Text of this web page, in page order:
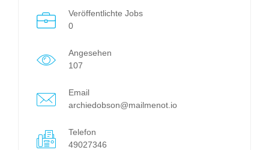
Veröffentlichte Jobs
0
Angesehen
107
Email
archiedobson@mailmenot.io
Telefon
49027346